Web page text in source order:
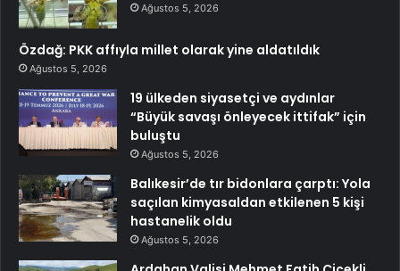
Ağustos 5, 2026
Özdağ: PKK affıyla millet olarak yine aldatıldık
Ağustos 5, 2026
19 ülkeden siyasetçi ve aydınlar
“Büyük savaşı önleyecek ittifak” için
buluştu
Ağustos 5, 2026
Balıkesir’de tır bidonlara çarptı: Yola
saçılan kimyasaldan etkilenen 5 kişi
hastanelik oldu
Ağustos 5, 2026